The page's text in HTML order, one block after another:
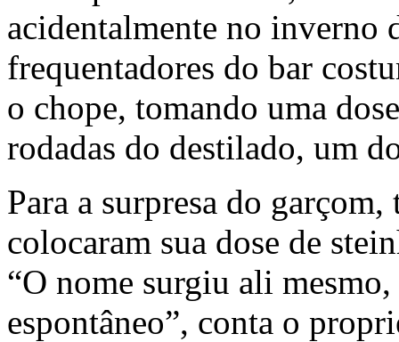
acidentalmente no inverno
frequentadores do bar
o chope, tomando uma
rodadas do destilado, um
Para a surpresa do
colocaram sua dose de
“O nome surgiu ali
espontâneo”, conta o